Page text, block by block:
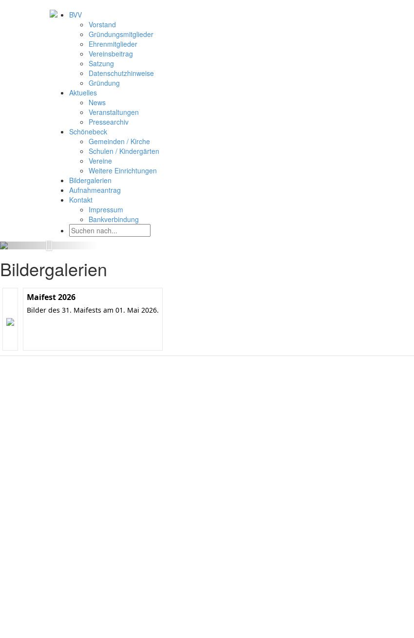
BVV
Vorstand
Gründungsmitglieder
Ehrenmitglieder
Vereinsbeitrag
Satzung
Datenschutzhinweise
Gründung
Aktuelles
News
Veranstaltungen
Pressearchiv
Schönebeck
Gemeinden / Kirche
Schulen / Kindergärten
Vereine
Weitere Einrichtungen
Bildergalerien
Aufnahmeantrag
Kontakt
Impressum
Bankverbindung
Bildergalerien
Maifest 2026
Bilder des 31. Maifests am 01. Mai 2026.